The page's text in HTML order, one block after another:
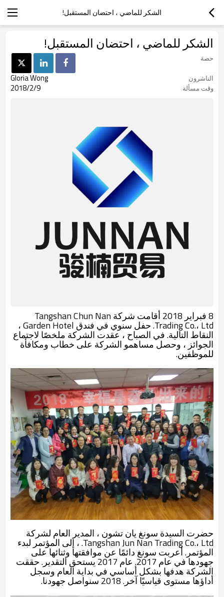
الشكر للماضي ، احتضان المستقبل!
الشكر للماضي ، احتضان المستقبل!
حصة
الناشرون
Gloria Wong
وقت مسألة 2018/2/9
8 فبراير 2018 أقامت شركة Tangshan Chun Nan
Trading Co.، Ltd. حفل سنوي في فندق Garden Hotel ،
النقاط التالية. في الصباح ، عقدت الشركة ملخصًا لاجتماع
الجوائز ، وحصل مساهمو الشركة على خطاب ومكافأة
للموظفين.
حضرت السيدة سونغ يان تشون ، المدير العام لشركة
Tangshan Jun Nan Trading Co.، Ltd. ، إلى المؤتمر لبدء
المؤتمر. أعربت سونغ دائمًا عن موافقتها وثنائها على
جهودها في عام 2017. عام 2017 يستحق التقدير. حققت
الشركة هدفها بشكل أساسي في بداية العام وسجل
أداؤها مستوى قياسيًا آخر. 2018 سنواصل جهودنا.